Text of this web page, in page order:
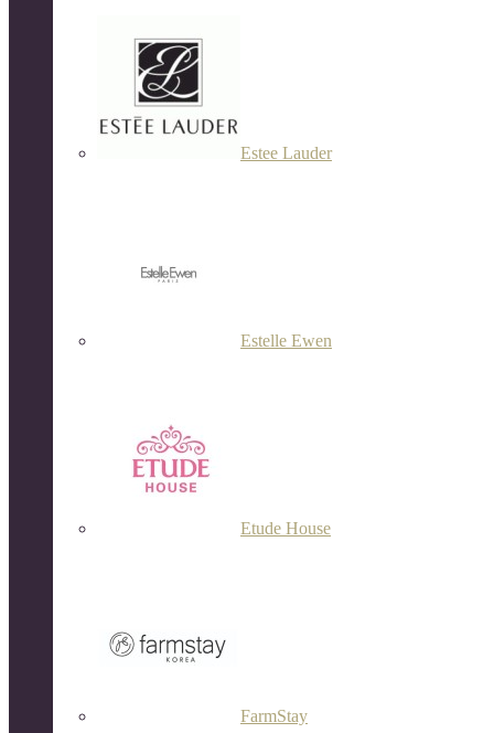
Estee Lauder
Estelle Ewen
Etude House
FarmStay